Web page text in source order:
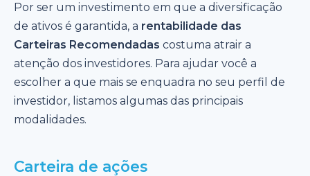
Por ser um investimento em que a diversificação
de ativos é garantida, a rentabilidade das
Carteiras Recomendadas costuma atrair a
atenção dos investidores. Para ajudar você a
escolher a que mais se enquadra no seu perfil de
investidor, listamos algumas das principais
modalidades.
Carteira de ações